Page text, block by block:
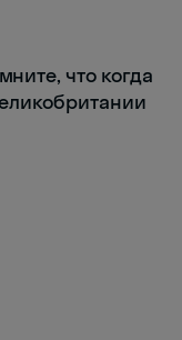
что когда